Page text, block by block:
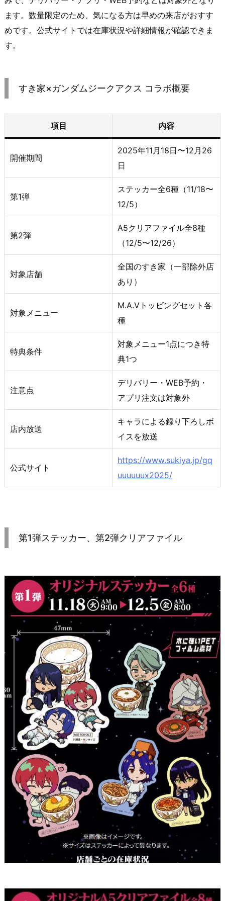
ます。数量限定のため、気になる方は早めの来店がおすす
めです。公式サイトでは在庫状況や詳細情報が確認できま
す。
すき家×ガンダムジークアクス コラボ概要
項目 内容
開催期間
2025年11月18日〜12月26
日
第1弾
ステッカー全6種（11/18〜
12/5）
第2弾
A5クリアファイル全8種
（12/5〜12/26）
対象店舗
全国のすき家（一部除外店
あり）
対象メニュー
M.A.Vトッピングセット各
種
特典条件
対象メニュー1点につき特
典1つ
注意点
デリバリー・WEB予約・
アプリ注文は対象外
店内放送
キャラによる録り下ろしボ
イスを放送
公式サイト
https://www.sukiya.jp/gq
uuuuuux2025/
第1弾ステッカー、第2弾クリアファイル